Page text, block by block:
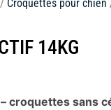
/ Croquettes pour chien
14KG
croquettes sans